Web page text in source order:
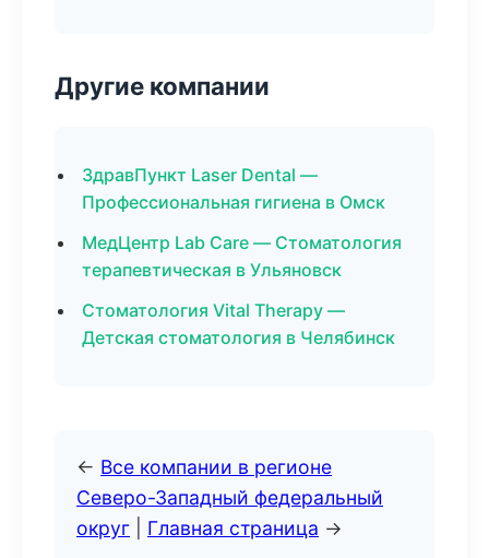
Другие компании
ЗдравПункт Laser Dental —
Профессиональная гигиена в Омск
МедЦентр Lab Care — Стоматология
терапевтическая в Ульяновск
Стоматология Vital Therapy —
Детская стоматология в Челябинск
← Все компании в регионе
Северо-Западный федеральный
округ
Главная страница →